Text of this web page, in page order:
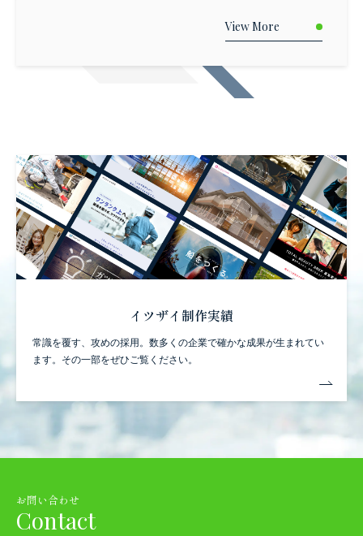
View More
イツザイ制作実績
常識を覆す、攻めの採用。 数多くの企業で確かな成果が生まれてい
ます。 その一部をぜひご覧ください。
お問い合わせ
Contact